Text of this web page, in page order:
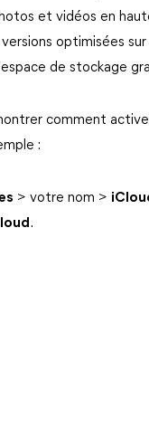
et vidéos en
optimisées
de stockage
comment
:
> votre nom >
.